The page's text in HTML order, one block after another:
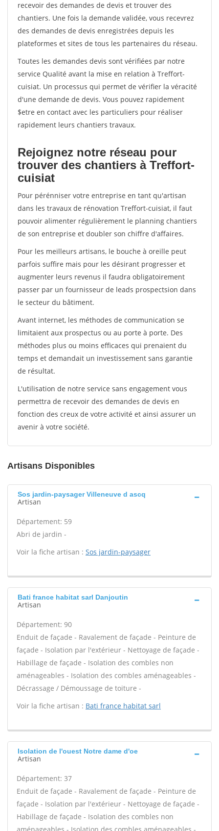
recevoir des demandes de devis et trouver des
chantiers. Une fois la demande validée, vous recevrez
des demandes de devis enregistrées depuis les
plateformes et sites de tous les partenaires du réseau.
Toutes les demandes devis sont vérifiées par notre
service Qualité avant la mise en relation à Treffort-
cuisiat. Un processus qui permet de vérifier la véracité
d'une demande de devis. Vous pouvez rapidement
$etre en contact avec les particuliers pour réaliser
rapidement leurs chantiers travaux.
Rejoignez notre réseau pour
trouver des chantiers à Treffort-
cuisiat
Pour pérénniser votre entreprise en tant qu'artisan
dans les travaux de rénovation Treffort-cuisiat, il faut
pouvoir alimenter régulièrement le planning chantiers
de son entreprise et doubler son chiffre d'affaires.
Pour les meilleurs artisans, le bouche à oreille peut
parfois suffire mais pour les désirant progresser et
augmenter leurs revenus il faudra obligatoirement
passer par un fournisseur de leads prospectsion dans
le secteur du bâtiment.
Avant internet, les méthodes de communication se
limitaient aux prospectus ou au porte à porte. Des
méthodes plus ou moins efficaces qui prenaient du
temps et demandait un investissement sans garantie
de résultat.
L'utilisation de notre service sans engagement vous
permettra de recevoir des demandes de devis en
fonction des creux de votre activité et ainsi assurer un
avenir à votre société.
Artisans Disponibles
Sos jardin-paysager Villeneuve d ascq
Artisan
Département: 59
Abri de jardin -
Voir la fiche artisan : Sos jardin-paysager
Bati france habitat sarl Danjoutin
Artisan
Département: 90
Enduit de façade - Ravalement de façade - Peinture de
façade - Isolation par l'extérieur - Nettoyage de façade -
Habillage de façade - Isolation des combles non
aménageables - Isolation des combles aménageables -
Décrassage / Démoussage de toiture -
Voir la fiche artisan : Bati france habitat sarl
Isolation de l'ouest Notre dame d'oe
Artisan
Département: 37
Enduit de façade - Ravalement de façade - Peinture de
façade - Isolation par l'extérieur - Nettoyage de façade -
Habillage de façade - Isolation des combles non